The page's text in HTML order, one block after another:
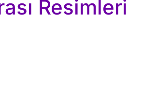
Resimleri